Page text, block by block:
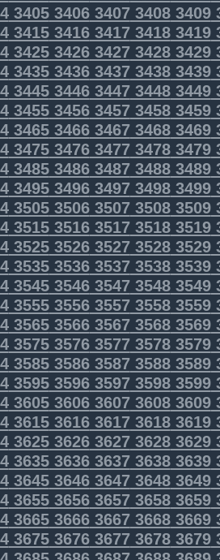
34053406340734083409
34153416341734183419
34253426342734283429
34353436343734383439
34453446344734483449
34553456345734583459
34653466346734683469
34753476347734783479
34853486348734883489
34953496349734983499
35053506350735083509
35153516351735183519
35253526352735283529
35353536353735383539
35453546354735483549
35553556355735583559
35653566356735683569
35753576357735783579
35853586358735883589
35953596359735983599
36053606360736083609
36153616361736183619
36253626362736283629
36353636363736383639
36453646364736483649
36553656365736583659
36653666366736683669
36753676367736783679